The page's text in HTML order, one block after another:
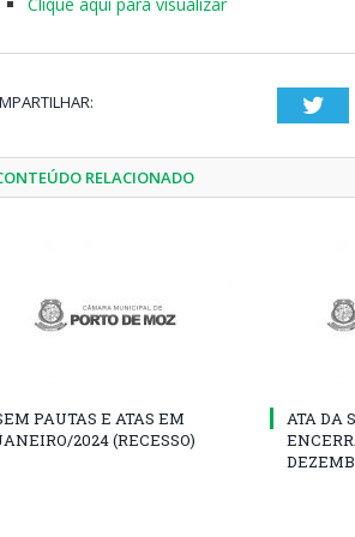
RELACIONADO
PAUTAS E ATAS EM
2024 (RECESSO)
ATA DA